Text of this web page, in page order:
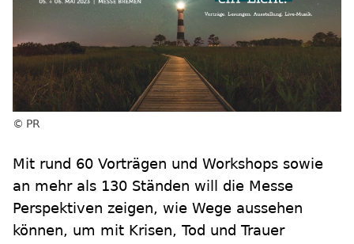
PR
Mit rund 60 Vorträgen und Workshops sowie
an mehr als 130 Ständen will die Messe
Perspektiven zeigen, wie Wege aussehen
können, um mit Krisen, Tod und Trauer